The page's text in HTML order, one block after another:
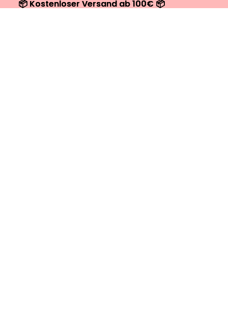
📦 Kostenloser Versand ab 100€ 📦
📦 Kostenloser Versand ab 100€ 📦